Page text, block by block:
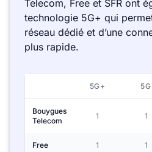
Telecom, Free et SFR ont
technologie 5G+ qui
réseau dédié et d’une
plus rapide.
5G+ 5G
Bouygues
Telecom
1 1
Free 1 1